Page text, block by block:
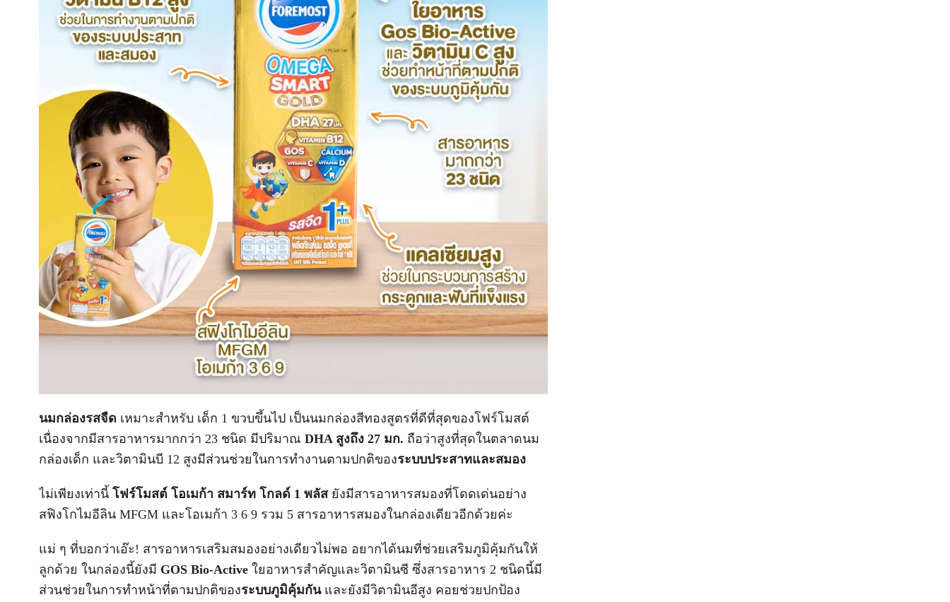
นมกล่องรสจืด เหมาะสำหรับ เด็ก 1 ขวบขึ้นไป เป็นนมกล่องสีทองสูตรที่ดีที่สุดของโฟร์โมสต์
เนื่องจากมีสารอาหารมากกว่า 23 ชนิด มีปริมาณ DHA สูงถึง 27 มก. ถือว่าสูงที่สุดในตลาดนม
กล่องเด็ก และวิตามินบี 12 สูงมีส่วนช่วยในการทำงานตามปกติของระบบประสาทและสมอง
ไม่เพียงเท่านี้ โฟร์โมสต์ โอเมก้า สมาร์ท โกลด์ 1 พลัสยังมีสารอาหารสมองที่โดดเด่นอย่าง
สฟิงโกไมอีลิน MFGM และโอเมก้า 3 6 9 รวม 5 สารอาหารสมองในกล่องเดียวอีกด้วยค่ะ
แม่ ๆ ที่บอกว่าเอ๊ะ! สารอาหารเสริมสมองอย่างเดียวไม่พอ อยากได้นมที่ช่วยเสริมภูมิคุ้มกันให้
ลูกด้วย ในกล่องนี้ยังมี GOS Bio-Active ใยอาหารสำคัญและวิตามินซี ซึ่งสารอาหาร 2 ชนิดนี้มี
ส่วนช่วยในการทำหน้าที่ตามปกติของระบบภูมิคุ้มกันและยังมีวิตามินอีสูง คอยช่วยปกป้อง